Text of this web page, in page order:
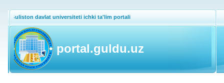
Guliston davlat universiteti ichki ta'lim portali
portal.guldu.uz